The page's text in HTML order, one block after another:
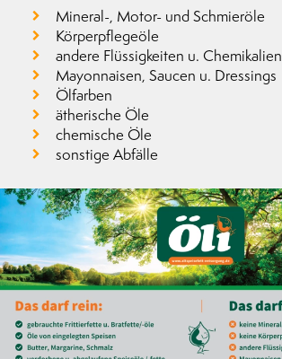
Mineral-, Motor- und Schmieröle
Körperpflegeöle
andere Flüssigkeiten u. Chemikalien
Mayonnaisen, Saucen u. Dressings
Ölfarben
ätherische Öle
chemische Öle
sonstige Abfälle